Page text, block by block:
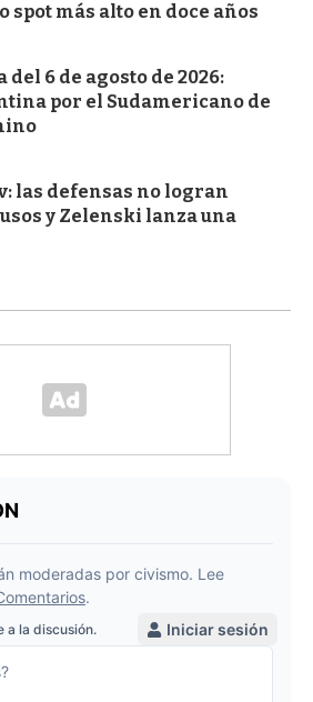
spot más alto en doce años
6 de agosto de 2026:
por el Sudamericano de
las defensas no logran
y Zelenski lanza una